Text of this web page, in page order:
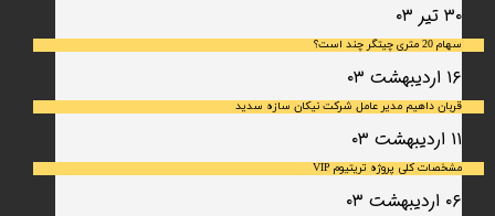
۳۰ تیر ۰۳
سهام 20 متری چیتگر چند است؟
۱۶ اردیبهشت ۰۳
قربان داهیم مدیر عامل شرکت نیکان سازه سدید
۱۱ اردیبهشت ۰۳
مشخصات کلی پروژه تریتیوم VIP
۰۶ اردیبهشت ۰۳